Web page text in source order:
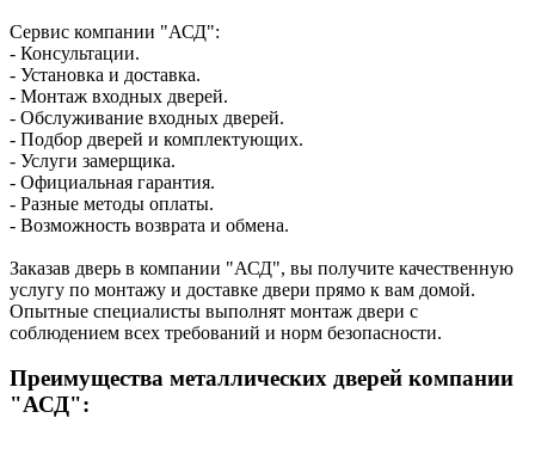
Сервис компании "АСД":
- Консультации.
- Установка и доставка.
- Монтаж входных дверей.
- Обслуживание входных дверей.
- Подбор дверей и комплектующих.
- Услуги замерщика.
- Официальная гарантия.
- Разные методы оплаты.
- Возможность возврата и обмена.
Заказав дверь в компании "АСД", вы получите качественную
услугу по монтажу и доставке двери прямо к вам домой.
Опытные специалисты выполнят монтаж двери с
соблюдением всех требований и норм безопасности.
Преимущества металлических дверей компании
"АСД":